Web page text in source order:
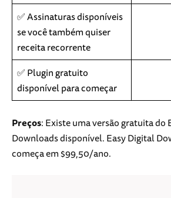
✅ Assinaturas disponíveis
se você também quiser
receita recorrente
✅ Plugin gratuito
disponível para começar
Preços: Existe uma versão gratuita do
Downloads disponível. Easy Digital
começa em $99,50/ano.